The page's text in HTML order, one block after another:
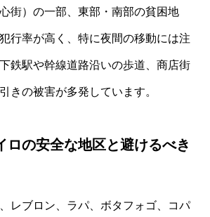
街）の一部、東部・南部の貧困地
行率が高く、特に夜間の移動には注
鉄駅や幹線道路沿いの歩道、商店街
きの被害が多発しています。
ロの安全な地区と避けるべき
レブロン、ラパ、ボタフォゴ、コパ